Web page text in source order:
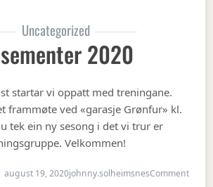
Uncategorized
2020
startar vi oppatt med treningane.
frammøte ved «garasje Grønfur» kl.
tek ein ny sesong i det vi trur er
Velkommen!
august 19, 2020johnny.solheimsnesCommenton